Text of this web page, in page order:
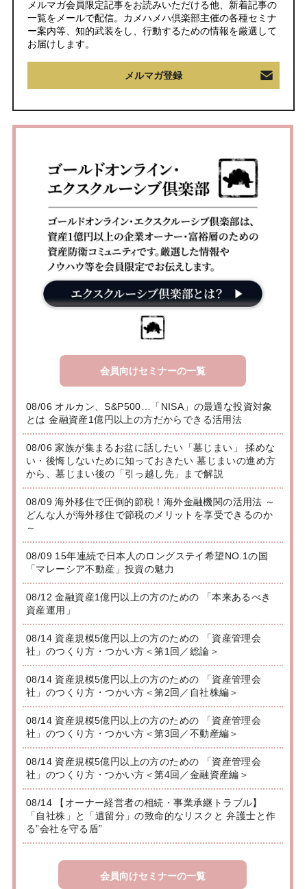
メルマガ会員限定記事をお読みいただける他、新着記事の
一覧をメールで配信。カメハメハ倶楽部主催の各種セミナ
ー案内等、知的武装をし、行動するための情報を厳選して
お届けします。
メルマガ登録
会員向けセミナーの一覧
08/06 オルカン、S&P500…「NISA」の最適な投資対象
とは 金融資産1億円以上の方だからできる活用法
08/06 家族が集まるお盆に話したい「墓じまい」 揉めな
い・後悔しないために知っておきたい 墓じまいの進め方
から、墓じまい後の「引っ越し先」まで解説
08/09 海外移住で圧倒的節税！海外金融機関の活用法 ～
どんな人が海外移住で節税のメリットを享受できるのか
～
08/09 15年連続で日本人のロングステイ希望NO.1の国
「マレーシア不動産」投資の魅力
08/12 金融資産1億円以上の方のための 「本来あるべき
資産運用」
08/14 資産規模5億円以上の方のための 「資産管理会
社」のつくり方・つかい方＜第1回／総論＞
08/14 資産規模5億円以上の方のための 「資産管理会
社」のつくり方・つかい方＜第2回／自社株編＞
08/14 資産規模5億円以上の方のための 「資産管理会
社」のつくり方・つかい方＜第3回／不動産編＞
08/14 資産規模5億円以上の方のための 「資産管理会
社」のつくり方・つかい方＜第4回／金融資産編＞
08/14 【オーナー経営者の相続・事業承継トラブル】
「自社株」と「遺留分」の致命的なリスクと 弁護士と作
る”会社を守る盾”
会員向けセミナーの一覧